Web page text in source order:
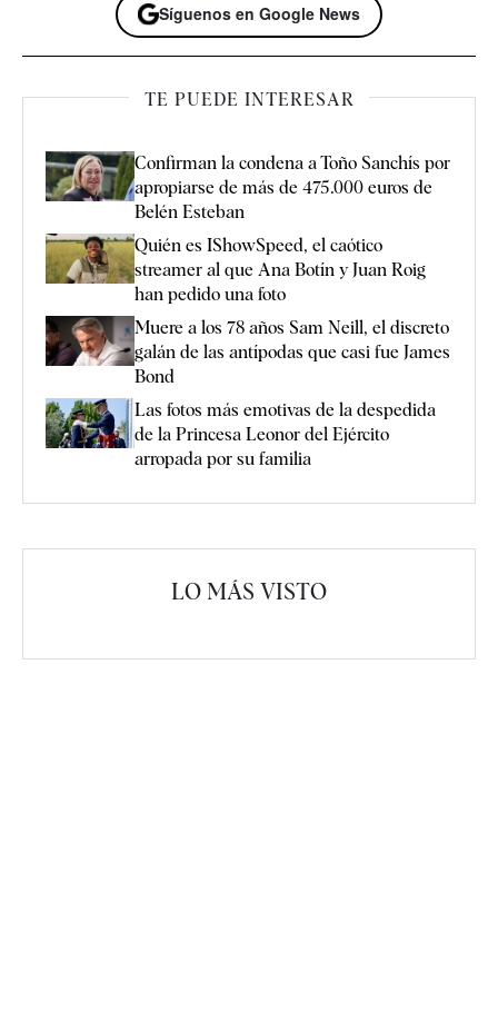
Síguenos en Google News
TE PUEDE INTERESAR
Confirman la condena a Toño Sanchís por
apropiarse de más de 475.000 euros de
Belén Esteban
Quién es IShowSpeed, el caótico
streamer al que Ana Botín y Juan Roig
han pedido una foto
Muere a los 78 años Sam Neill, el discreto
galán de las antípodas que casi fue James
Bond
Las fotos más emotivas de la despedida
de la Princesa Leonor del Ejército
arropada por su familia
LO MÁS VISTO